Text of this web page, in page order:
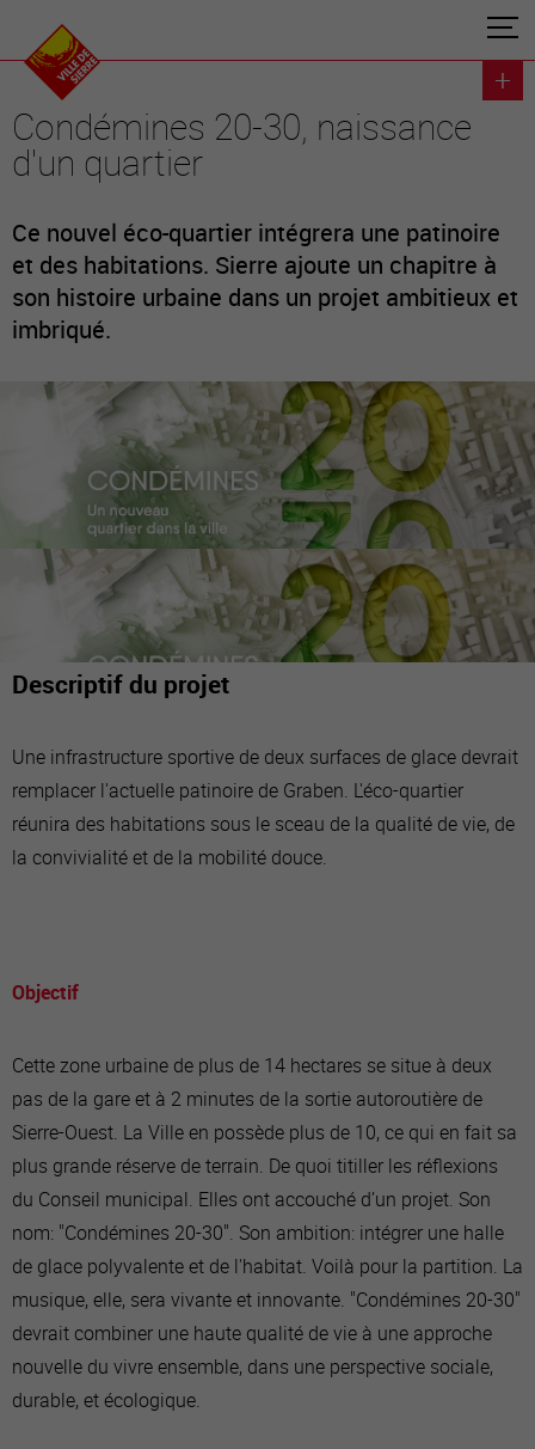
Condémines 20-30, naissance
d'un quartier
Ce nouvel éco-quartier intégrera une patinoire
et des habitations. Sierre ajoute un chapitre à
son histoire urbaine dans un projet ambitieux et
imbriqué.
Descriptif du projet
Une infrastructure sportive de deux surfaces de glace devrait
remplacer l'actuelle patinoire de Graben. L'éco-quartier
réunira des habitations sous le sceau de la qualité de vie, de
la convivialité et de la mobilité douce.
Objectif
Cette zone urbaine de plus de 14 hectares se situe à deux
pas de la gare et à 2 minutes de la sortie autoroutière de
Sierre-Ouest. La Ville en possède plus de 10, ce qui en fait sa
plus grande réserve de terrain. De quoi titiller les réflexions
du Conseil municipal. Elles ont accouché d’un projet. Son
nom: "Condémines 20-30". Son ambition: intégrer une halle
de glace polyvalente et de l'habitat. Voilà pour la partition. La
musique, elle, sera vivante et innovante. "Condémines 20-30"
devrait combiner une haute qualité de vie à une approche
nouvelle du vivre ensemble, dans une perspective sociale,
durable, et écologique.